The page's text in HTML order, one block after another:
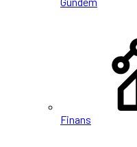
Finans